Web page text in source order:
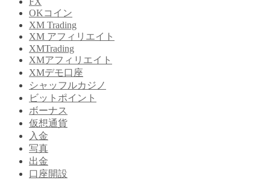
OKコイン
XM Trading
XM アフィリエイト
XMTrading
XMアフィリエイト
XMデモ口座
シャッフルカジノ
ビットポイント
ボーナス
仮想通貨
入金
写真
出金
口座開設